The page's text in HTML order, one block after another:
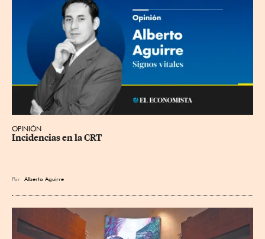
OPINIÓN
Incidencias en la CRT
Por Alberto Aguirre